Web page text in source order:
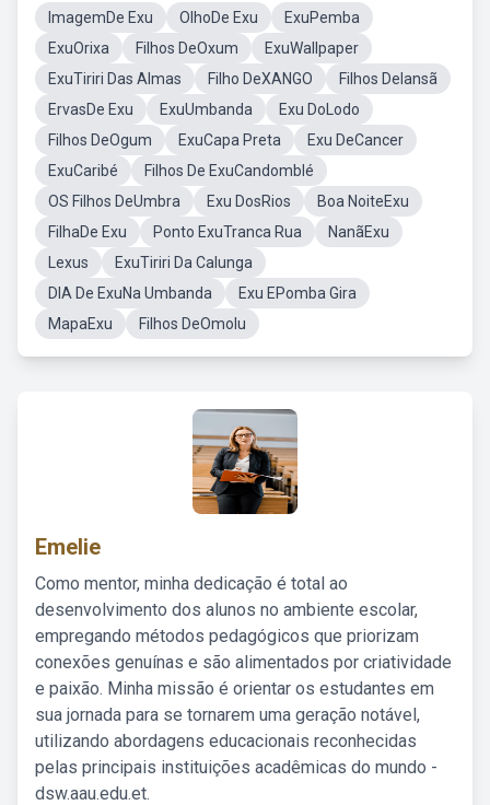
ImagemDe Exu OlhoDe Exu
ExuPemba
ExuOrixa
Filhos DeOxum
ExuWallpaper
ExuTiriri Das Almas
Filho DeXANGO
Filhos DeIansã
ErvasDe Exu
ExuUmbanda
Exu DoLodo
Filhos DeOgum
ExuCapa Preta
Exu DeCancer
ExuCaribé
Filhos De ExuCandomblé
OS Filhos DeUmbra
Exu DosRios
Boa NoiteExu
FilhaDe Exu
Ponto ExuTranca Rua
NanãExu
Lexus
ExuTiriri Da Calunga
DIA De ExuNa Umbanda
Exu EPomba Gira
MapaExu
Filhos DeOmolu
Emelie
Como mentor, minha dedicação é total ao
desenvolvimento dos alunos no ambiente escolar,
empregando métodos pedagógicos que priorizam
conexões genuínas e são alimentados por criatividade
e paixão. Minha missão é orientar os estudantes em
sua jornada para se tornarem uma geração notável,
utilizando abordagens educacionais reconhecidas
pelas principais instituições acadêmicas do mundo -
dsw.aau.edu.et.